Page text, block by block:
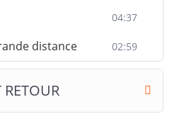
04:37
distance 02:59